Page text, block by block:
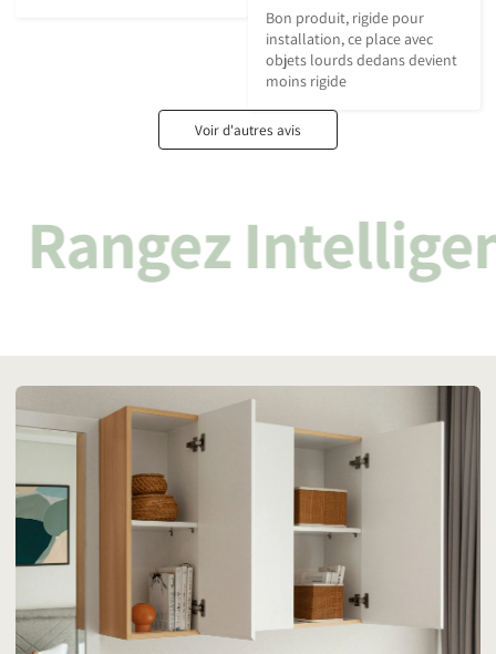
Bon produit, rigide pour
installation, ce place avec
objets lourds dedans devient
moins rigide
Voir d'autres avis
Rangez